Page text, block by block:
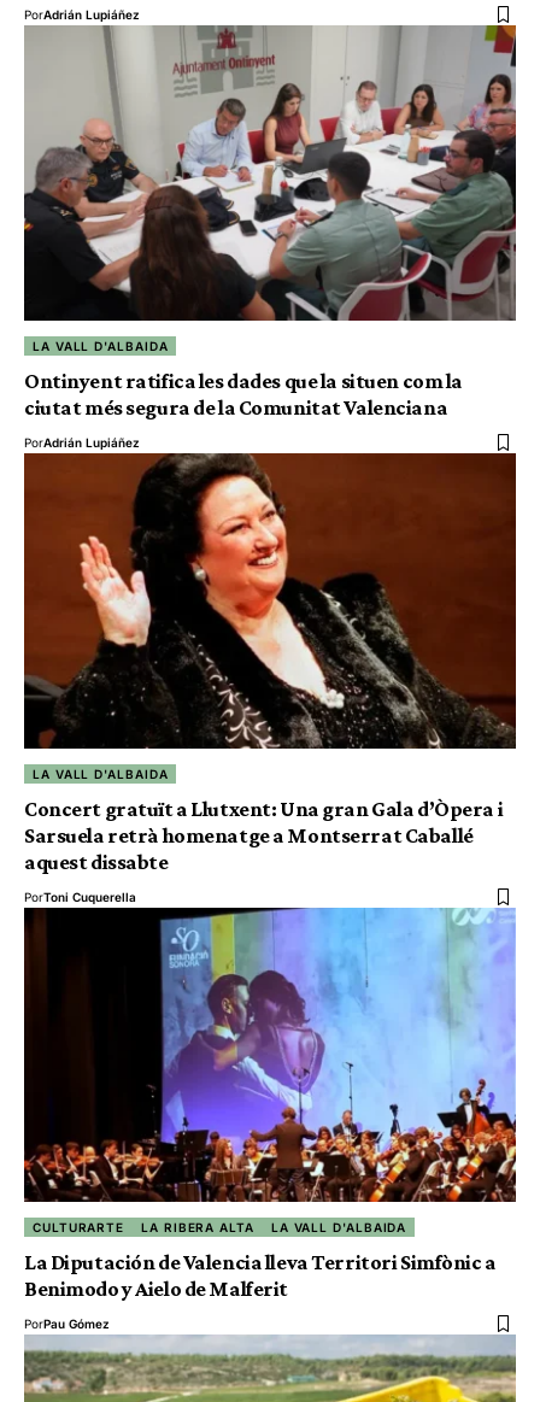
PorAdrián Lupiáñez
LA VALL D'ALBAIDA
Ontinyent ratifica les dades que la situen com la
ciutat més segura de la Comunitat Valenciana
PorAdrián Lupiáñez
LA VALL D'ALBAIDA
Concert gratuït a Llutxent: Una gran Gala d’Òpera i
Sarsuela retrà homenatge a Montserrat Caballé
aquest dissabte
PorToni Cuquerella
CULTURARTE LA RIBERA ALTA LA VALL D'ALBAIDA
La Diputación de Valencia lleva Territori Simfònic a
Benimodo y Aielo de Malferit
PorPau Gómez